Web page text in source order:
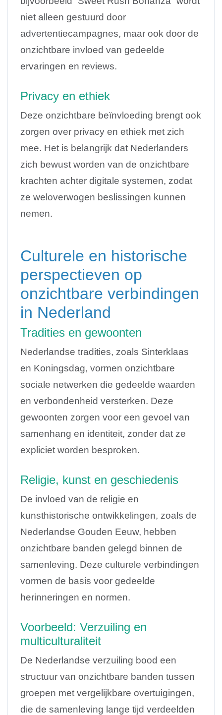
niet alleen gestuurd door
advertentiecampagnes, maar ook door de
onzichtbare invloed van gedeelde
ervaringen en reviews.
Privacy en ethiek
Deze onzichtbare beïnvloeding brengt ook
zorgen over privacy en ethiek met zich
mee. Het is belangrijk dat Nederlanders
zich bewust worden van de onzichtbare
krachten achter digitale systemen, zodat
ze weloverwogen beslissingen kunnen
nemen.
Culturele en historische
perspectieven op
onzichtbare verbindingen
in Nederland
Tradities en gewoonten
Nederlandse tradities, zoals Sinterklaas
en Koningsdag, vormen onzichtbare
sociale netwerken die gedeelde waarden
en verbondenheid versterken. Deze
gewoonten zorgen voor een gevoel van
samenhang en identiteit, zonder dat ze
expliciet worden besproken.
Religie, kunst en geschiedenis
De invloed van de religie en
kunsthistorische ontwikkelingen, zoals de
Nederlandse Gouden Eeuw, hebben
onzichtbare banden gelegd binnen de
samenleving. Deze culturele verbindingen
vormen de basis voor gedeelde
herinneringen en normen.
Voorbeeld: Verzuiling en
multiculturaliteit
De Nederlandse verzuiling bood een
structuur van onzichtbare banden tussen
groepen met vergelijkbare overtuigingen,
die de samenleving lange tijd verdeelden